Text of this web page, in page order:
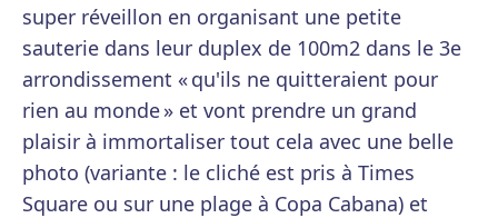
super réveillon en organisant une petite
sauterie dans leur duplex de 100m2 dans le 3e
arrondissement « qu'ils ne quitteraient pour
rien au monde » et vont prendre un grand
plaisir à immortaliser tout cela avec une belle
photo (variante : le cliché est pris à Times
Square ou sur une plage à Copa Cabana) et